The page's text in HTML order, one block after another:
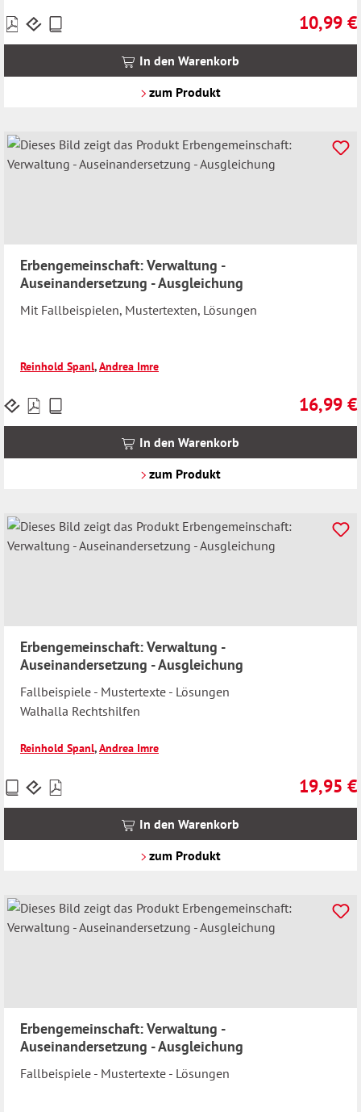
10,99 €
Preise
inkl.
In den Warenkorb
zum Produkt
Erbengemeinschaft: Verwaltung -
Auseinandersetzung - Ausgleichung
Mit Fallbeispielen, Mustertexten, Lösungen
Reinhold Spanl,Andrea Imre
16,99 €
Preise
In den Warenkorb
zum Produkt
Erbengemeinschaft: Verwaltung -
Auseinandersetzung - Ausgleichung
Fallbeispiele - Mustertexte - Lösungen
Walhalla Rechtshilfen
Reinhold Spanl,Andrea Imre
19,95 €
Preise
inkl.
In den Warenkorb
zum Produkt
Erbengemeinschaft: Verwaltung -
Auseinandersetzung - Ausgleichung
Fallbeispiele - Mustertexte - Lösungen